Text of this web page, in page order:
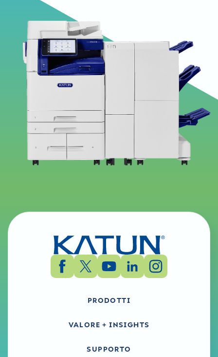
PRODOTTI
VALORE + INSIGHTS
SUPPORTO